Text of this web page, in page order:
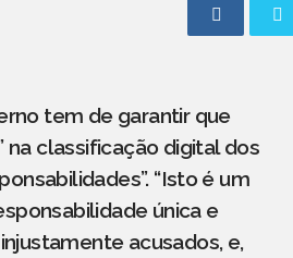
tem de garantir que
na classificação digital dos
“Isto é um
única e
acusados, e,